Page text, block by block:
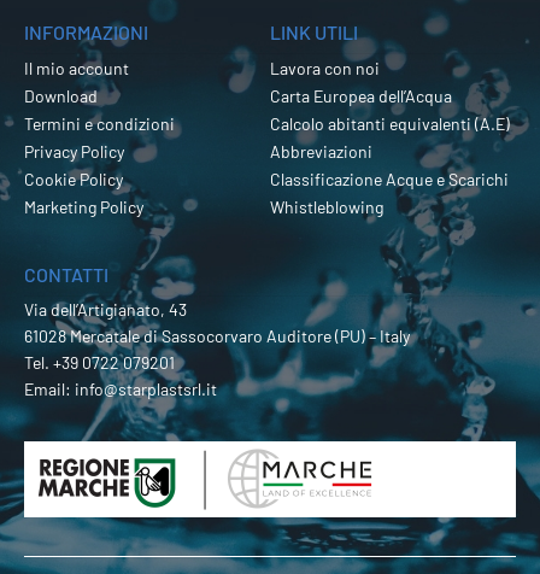
INFORMAZIONI
Il mio account
Download
Termini e condizioni
Privacy Policy
Cookie Policy
Marketing Policy
LINK UTILI
Lavora con noi
Carta Europea dell’Acqua
Calcolo abitanti equivalenti (A.E)
Abbreviazioni
Classificazione Acque e Scarichi
Whistleblowing
CONTATTI
Via dell’Artigianato, 43
61028 Mercatale di Sassocorvaro Auditore (PU) – Italy
Tel. +39 0722 079201
Email: info@starplastsrl.it